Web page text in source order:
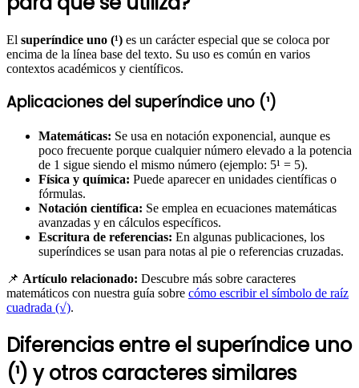
El superíndice uno (¹) es un carácter especial que se coloca por
encima de la línea base del texto. Su uso es común en varios
contextos académicos y científicos.
Aplicaciones del superíndice uno (¹)
Matemáticas: Se usa en notación exponencial, aunque es
poco frecuente porque cualquier número elevado a la potencia
de 1 sigue siendo el mismo número (ejemplo: 5¹ = 5).
Física y química: Puede aparecer en unidades científicas o
fórmulas.
Notación científica: Se emplea en ecuaciones matemáticas
avanzadas y en cálculos específicos.
Escritura de referencias: En algunas publicaciones, los
superíndices se usan para notas al pie o referencias cruzadas.
📌 Artículo relacionado: Descubre más sobre caracteres
matemáticos con nuestra guía sobre cómo escribir el símbolo de raíz
cuadrada (√).
Diferencias entre el superíndice uno
(¹) y otros caracteres similares